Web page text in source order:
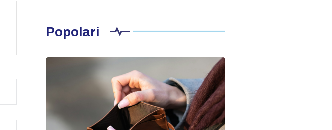
Popolari